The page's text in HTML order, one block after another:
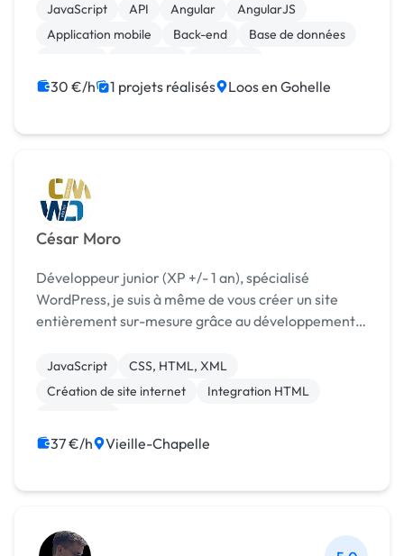
engouement pour la création de produits innovants
e...
JavaScript API Angular
AngularJS
Application mobile
Back-end
Base de données
30 €/h 1 projets réalisés Loos en Gohelle
César Moro
Développeur junior (XP +/- 1 an), spécialisé
WordPress, je suis à même de vous créer un site
entièrement sur-mesure grâce au développement
avec bien-sûr votre espace administrateur pour
vous et vos ...
JavaScript
CSS, HTML, XML
Création de site internet
Integration HTML
37 €/h Vieille-Chapelle